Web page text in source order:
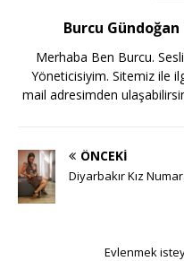
Burcu Gündoğan
Merhaba Ben Burcu.
Yöneticisiyim. Sitemiz ile
mail adresimden
ÖNCEKI
Diyarbakır Kız
Evlenmek